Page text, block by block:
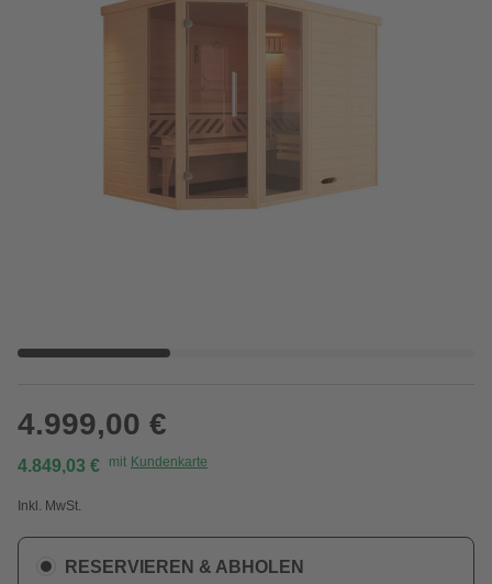
4.999,00 €
4.849,03 € mit Kundenkarte
Inkl. MwSt.
RESERVIEREN & ABHOLEN